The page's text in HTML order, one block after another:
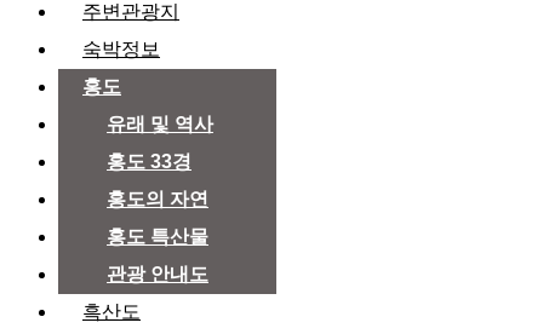
주변관광지
숙박정보
홍도
유래 및 역사
홍도 33경
홍도의 자연
홍도 특산물
관광 안내도
흑산도